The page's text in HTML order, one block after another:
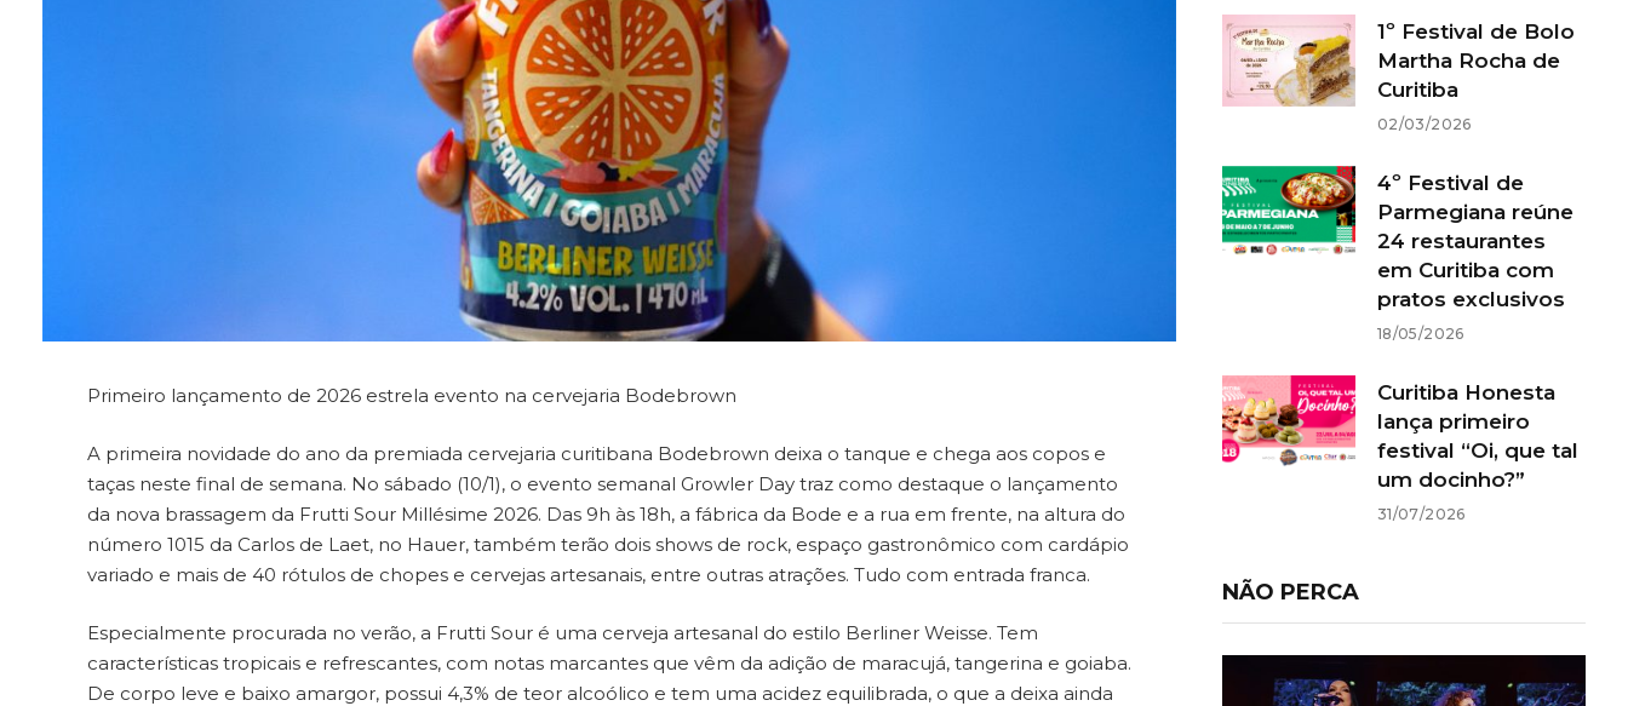
Primeiro lançamento de 2026 estrela evento na cervejaria Bodebrown
A primeira novidade do ano da premiada cervejaria curitibana Bodebrown deixa o tanque e chega aos copos e
taças neste final de semana. No sábado (10/1), o evento semanal Growler Day traz como destaque o lançamento
da nova brassagem da Frutti Sour Millésime 2026. Das 9h às 18h, a fábrica da Bode e a rua em frente, na altura do
número 1015 da Carlos de Laet, no Hauer, também terão dois shows de rock, espaço gastronômico com cardápio
variado e mais de 40 rótulos de chopes e cervejas artesanais, entre outras atrações. Tudo com entrada franca.
Especialmente procurada no verão, a Frutti Sour é uma cerveja artesanal do estilo Berliner Weisse. Tem
características tropicais e refrescantes, com notas marcantes que vêm da adição de maracujá, tangerina e goiaba.
De corpo leve e baixo amargor, possui 4,3% de teor alcoólico e tem uma acidez equilibrada, o que a deixa ainda
1º Festival de Bolo
Martha Rocha de
Curitiba
02/03/2026
4º Festival de
Parmegiana reúne
24 restaurantes
em Curitiba com
pratos exclusivos
18/05/2026
Curitiba Honesta
lança primeiro
festival “Oi, que tal
um docinho?”
31/07/2026
NÃO PERCA